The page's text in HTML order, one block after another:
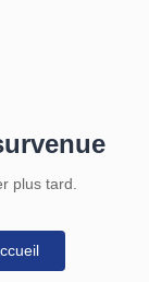
plus tard.